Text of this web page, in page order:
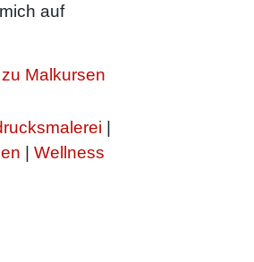
auf
Malkursen
|
| Wellness